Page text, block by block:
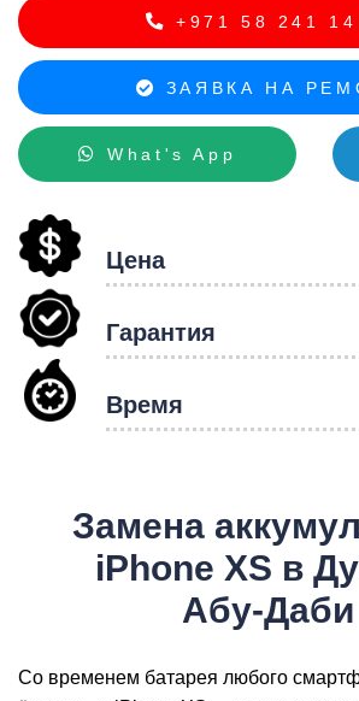
+971 58 241 14
ЗАЯВКА НА
What's App
Цена
Гарантия
Время
Замена
iPhone XS в
Абу-Даби
Со временем батарея любого